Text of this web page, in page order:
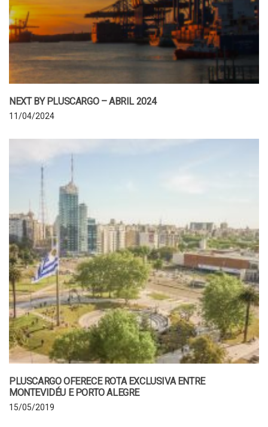
NEXT BY PLUSCARGO – ABRIL 2024
11/04/2024
PLUSCARGO OFERECE ROTA EXCLUSIVA ENTRE
MONTEVIDÉU E PORTO ALEGRE
15/05/2019